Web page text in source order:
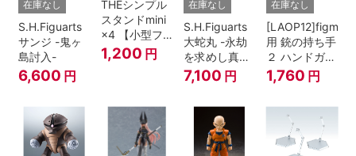
在庫なし
S.H.Figuarts
サンジ -鬼ヶ
島討入-
6,600 円
THEシンプル
スタンドmini
×4 【小型フ
ィギュア＆デ
ィフォルメフ
1,200 円
在庫なし
S.H.Figuarts
大蛇丸 -永劫
を求めし真理
の探究者-
『NARUTO-
7,100 円
在庫なし
[LAOP12]figma
用 銃の持ち手
２ ハンドガン
セット
1,760 円